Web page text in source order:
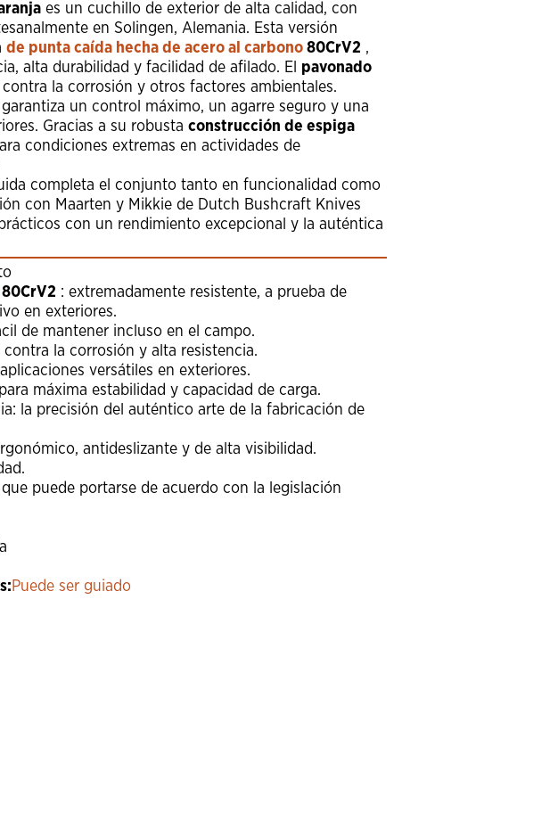
es un cuchillo de exterior de alta calidad, con
en Solingen, Alemania. Esta versión
de punta caída hecha de acero al carbono 80CrV2 ,
alta durabilidad y facilidad de afilado. El pavonado
la corrosión y otros factores ambientales.
garantiza un control máximo, un agarre seguro y una
Gracias a su robusta construcción de espiga
condiciones extremas en actividades de
completa el conjunto tanto en funcionalidad como
con Maarten y Mikkie de Dutch Bushcraft Knives
con un rendimiento excepcional y la auténtica
80CrV2 : extremadamente resistente, a prueba de
en exteriores.
de mantener incluso en el campo.
la corrosión y alta resistencia.
versátiles en exteriores.
para máxima estabilidad y capacidad de carga.
la precisión del auténtico arte de la fabricación de
antideslizante y de alta visibilidad.
puede portarse de acuerdo con la legislación
Puede ser guiado